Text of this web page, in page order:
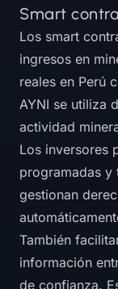
Smart
Los smart
ingresos en
reales en Perú
AYNI se utiliza
actividad
Los inversores
programadas y
gestionan
También
información
de confianza.